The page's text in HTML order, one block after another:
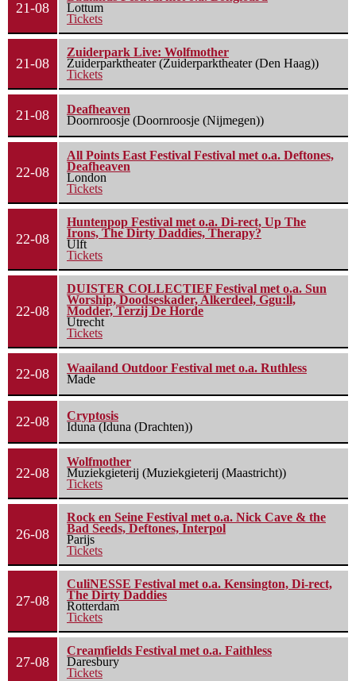
21-08
Lottum
Tickets
21-08
Zuiderpark Live: Wolfmother
Zuiderparktheater (Zuiderparktheater (Den Haag))
Tickets
21-08
Deafheaven
Doornroosje (Doornroosje (Nijmegen))
22-08
All Points East Festival Festival met o.a. Deftones,
Deafheaven
London
Tickets
22-08
Huntenpop Festival met o.a. Di-rect, Up The
Irons, The Dirty Daddies, Therapy?
Ulft
Tickets
22-08
DUISTER COLLECTIEF Festival met o.a. Sun
Worship, Doodseskader, Alkerdeel, Ggu:ll,
Modder, Terzij De Horde
Utrecht
Tickets
22-08
Waailand Outdoor Festival met o.a. Ruthless
Made
22-08
Cryptosis
Iduna (Iduna (Drachten))
22-08
Wolfmother
Muziekgieterij (Muziekgieterij (Maastricht))
Tickets
26-08
Rock en Seine Festival met o.a. Nick Cave & the
Bad Seeds, Deftones, Interpol
Parijs
Tickets
27-08
CuliNESSE Festival met o.a. Kensington, Di-rect,
The Dirty Daddies
Rotterdam
Tickets
27-08
Creamfields Festival met o.a. Faithless
Daresbury
Tickets